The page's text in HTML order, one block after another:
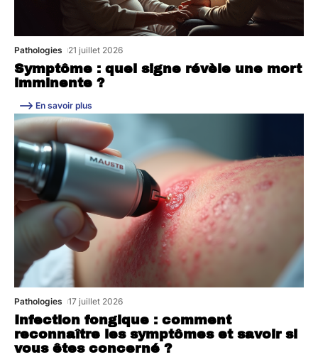
Symptôme : quel signe révèle une mort
imminente ?
Pathologies 21 juillet 2026
En savoir plus
Infection fongique : comment
reconnaître les symptômes et savoir si
vous êtes concerné ?
Pathologies 17 juillet 2026